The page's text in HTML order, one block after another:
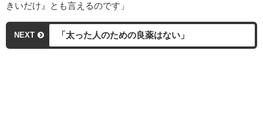
きいだけ』とも言えるのです」
NEXT 「太った人のための良薬はない」